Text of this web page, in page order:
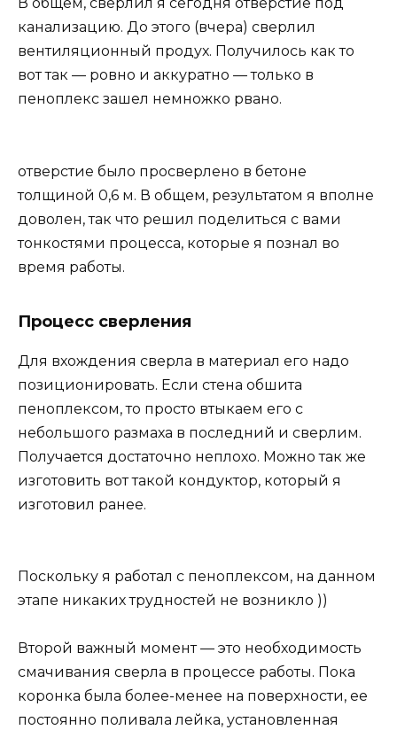
В общем, сверлил я сегодня отверстие под
канализацию. До этого (вчера) сверлил
вентиляционный продух. Получилось как то
вот так — ровно и аккуратно — только в
пеноплекс зашел немножко рвано.
отверстие было просверлено в бетоне
толщиной 0,6 м. В общем, результатом я вполне
доволен, так что решил поделиться с вами
тонкостями процесса, которые я познал во
время работы.
Процесс сверления
Для вхождения сверла в материал его надо
позиционировать. Если стена обшита
пеноплексом, то просто втыкаем его с
небольшого размаха в последний и сверлим.
Получается достаточно неплохо. Можно так же
изготовить вот такой кондуктор, который я
изготовил ранее.
Поскольку я работал с пеноплексом, на данном
этапе никаких трудностей не возникло ))
Второй важный момент — это необходимость
смачивания сверла в процессе работы. Пока
коронка была более-менее на поверхности, ее
постоянно поливала лейка, установленная